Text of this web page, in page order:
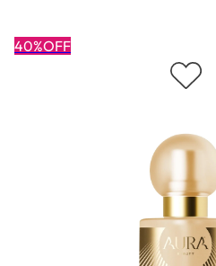
40%OFF